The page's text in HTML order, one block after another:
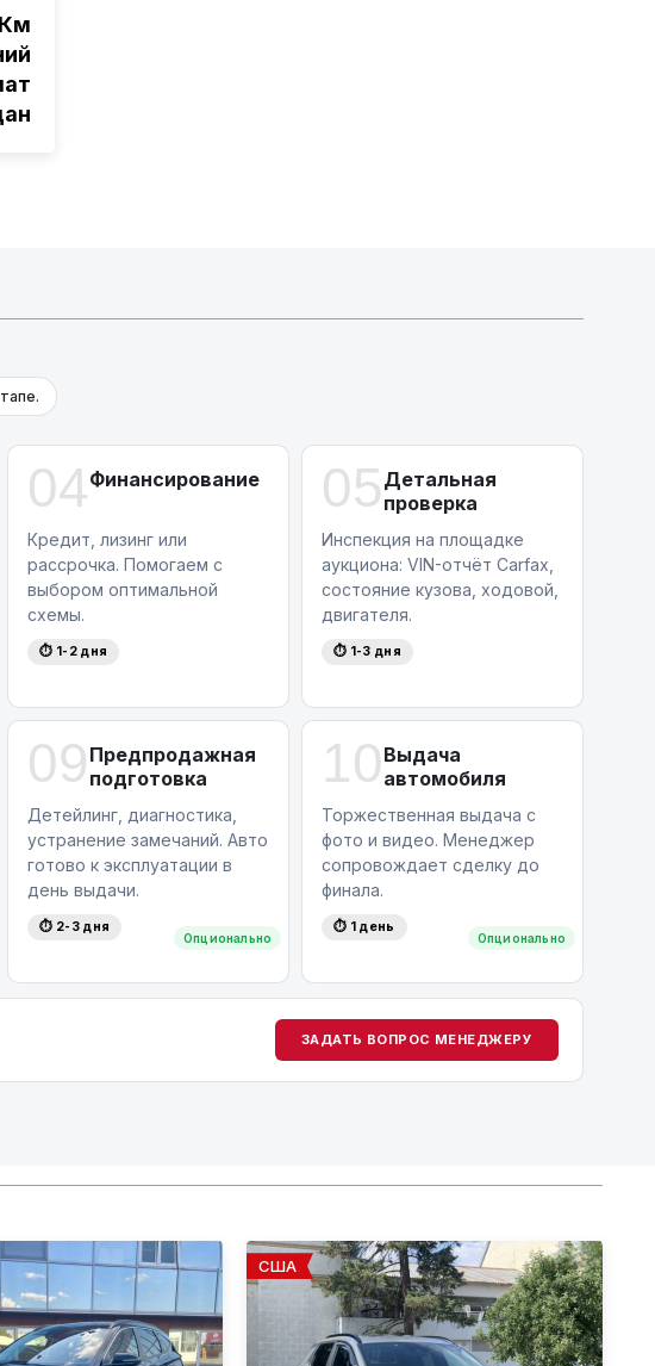
04Финансирование
Кредит, лизинг или
рассрочка. Помогаем с
выбором оптимальной
схемы.
⏱ 1-2 дня
05 Детальная
проверка
Инспекция на площадке
аукциона: VIN-отчёт Carfax,
состояние кузова, ходовой,
двигателя.
⏱ 1-3 дня
09 Предпродажная
подготовка
Опционально
Детейлинг, диагностика,
устранение замечаний. Авто
готово к эксплуатации в
день выдачи.
⏱ 2-3 дня
10 Выдача
автомобиля
Опционально
Торжественная выдача с
фото и видео. Менеджер
сопровождает сделку до
финала.
⏱ 1 день
ЗАДАТЬ ВОПРОС МЕНЕДЖЕРУ
США